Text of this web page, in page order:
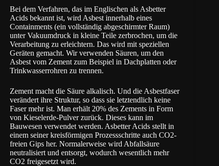
Bei dem Verfahren, das im Englischen als Asbetter
Acids bekannt ist, wird Asbest innerhalb eines
Containments (ein vollständig abgeschirmter Raum)
unter Vakuumdruck in kleine Teile zerbrochen, um die
Verarbeitung zu erleichtern. Das wird mit speziellen
Geräten gemacht. Wir verwenden Säuren, um den
Asbest vom Zement zum Beispiel in Dachplatten oder
Trinkwasserrohren zu trennen.
Zement macht die Säure alkalisch. Und die Asbestfaser
verändert ihre Struktur, so dass sie letztendlich keine
Faser mehr ist. Man erhält 20% des Zements in Form
von Kieselerde-Pulver zurück. Dieses kann im
Bauwesen verwendet werden. Asbetter Acids stellt in
einem seiner kreisförmigen Prozessschritte auch CO2-
freien Gips her. Normalerweise wird Abfallsäure
neutralisiert und entsorgt, wodurch wesentlich mehr
CO2 freigesetzt wird.